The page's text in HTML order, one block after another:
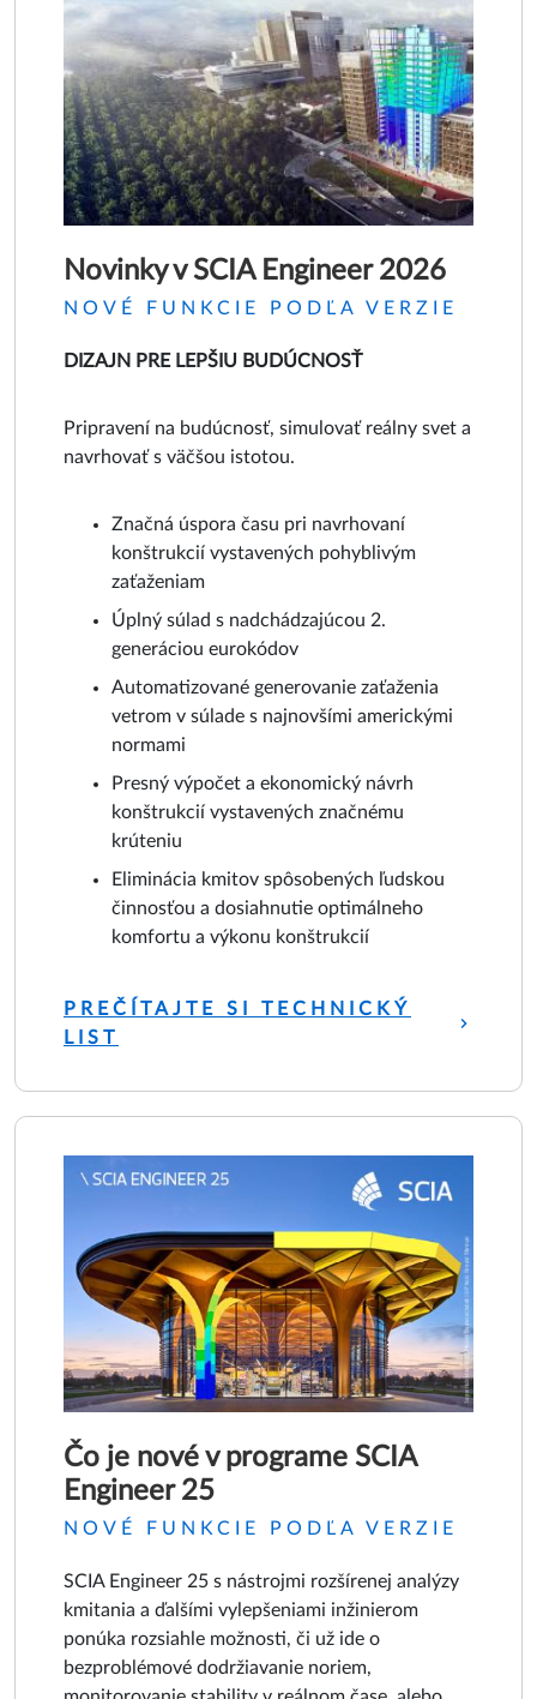
Novinky v SCIA Engineer 2026
NOVÉ FUNKCIE PODĽA VERZIE
DIZAJN PRE LEPŠIU BUDÚCNOSŤ
Pripravení na budúcnosť, simulovať reálny svet a
navrhovať s väčšou istotou.
Značná úspora času pri navrhovaní
konštrukcií vystavených pohyblivým
zaťaženiam
Úplný súlad s nadchádzajúcou 2.
generáciou eurokódov
Automatizované generovanie zaťaženia
vetrom v súlade s najnovšími americkými
normami
Presný výpočet a ekonomický návrh
konštrukcií vystavených značnému
krúteniu
Eliminácia kmitov spôsobených ľudskou
činnosťou a dosiahnutie optimálneho
komfortu a výkonu konštrukcií
PREČÍTAJTE SI TECHNICKÝ
LIST
Čo je nové v programe SCIA
Engineer 25
NOVÉ FUNKCIE PODĽA VERZIE
SCIA Engineer 25 s nástrojmi rozšírenej analýzy
kmitania a ďalšími vylepšeniami inžinierom
ponúka rozsiahle možnosti, či už ide o
bezproblémové dodržiavanie noriem,